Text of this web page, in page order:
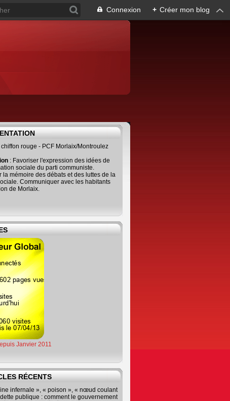
Connexion + Créer mon blog
chiffon rouge - PCF Morlaix/Montroulez
: Favoriser l'expression des idées de
sociale du parti communiste.
la mémoire des débats et des luttes de la
Communiquer avec les habitants
de Morlaix.
Janvier 2011
RÉCENTS
infernale », « poison », « nœud coulant
publique : comment le gouvernement